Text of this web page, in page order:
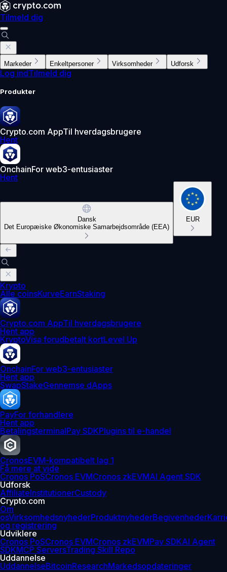
Tilmeld dig
Markeder Enkeltpersoner Virksomheder Udforsk
Log indTilmeld dig
Produkter
Crypto.com AppTil hverdagsbrugere
Hent
OnchainFor web3-entusiaster
Hent
Dansk
Det Europæiske Økonomiske Samarbejdsområde (EEA)
EUR
Krypto
Alle coinsKurveEarnStaking
Crypto.com AppTil hverdagsbrugere
Hent app
KryptoVisa forudbetalt kortLevel Up
OnchainFor web3-entusiaster
Hent app
SwapStakeGennemse dApps
PayFor forhandlere
Hent app
BetalingsterminalPay SDKPlugins til e-handel
CronosEVM-kompatibelt lag 1
Få mere at vide
Cronos PoSCronos EVMCronos zkEVMAI Agent SDK
Udforsk
AffiliateInstitutionerCustody
Crypto.com
Om
osVirksomhedsnyhederProduktnyhederBegivenheder
og registrering
Udviklere
Cronos PoSCronos EVMCronos zkEVMPay SDKAI Agent
SDKMCP ServersTrading Skill Repo
Uddannelse
UddannelseBitcoinResearchMarkedsopdateringer